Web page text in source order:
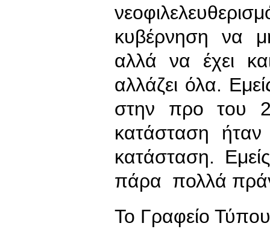
κυβέρνηση να
αλλά να έχει
αλλάζει όλα.
στην προ του
κατάσταση
κατάσταση.
πάρα πολλά
To Γραφείο Τύπου